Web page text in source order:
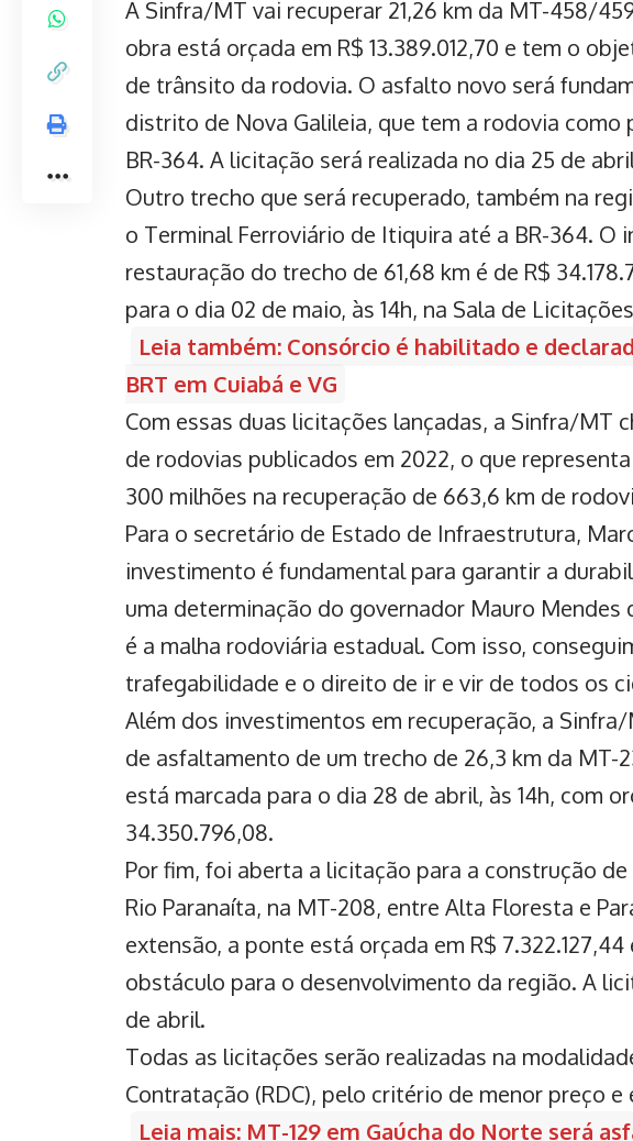
A Sinfra/MT vai recuperar 21,26 km da MT-458/
obra está orçada em R$ 13.389.012,70 e tem o
de trânsito da rodovia. O asfalto novo será
distrito de Nova Galileia, que tem a rodovia como
BR-364. A licitação será realizada no dia 25 de
Outro trecho que será recuperado, também na
o Terminal Ferroviário de Itiquira até a BR-364. O
restauração do trecho de 61,68 km é de R$
para o dia 02 de maio, às 14h, na Sala de
Leia também: Consórcio é habilitado e
BRT em Cuiabá e VG
Com essas duas licitações lançadas, a Sinfra/MT
de rodovias publicados em 2022, o que
300 milhões na recuperação de 663,6 km de
Para o secretário de Estado de Infraestrutura,
investimento é fundamental para garantir a
uma determinação do governador Mauro Mendes
é a malha rodoviária estadual. Com isso,
trafegabilidade e o direito de ir e vir de todos os
Além dos investimentos em recuperação, a
de asfaltamento de um trecho de 26,3 km da MT-
está marcada para o dia 28 de abril, às 14h, com
34.350.796,08.
Por fim, foi aberta a licitação para a construção
Rio Paranaíta, na MT-208, entre Alta Floresta e
extensão, a ponte está orçada em R$
obstáculo para o desenvolvimento da região. A
de abril.
Todas as licitações serão realizadas na
Contratação (RDC), pelo critério de menor preço e
Leia mais: MT-129 em Gaúcha do Norte será